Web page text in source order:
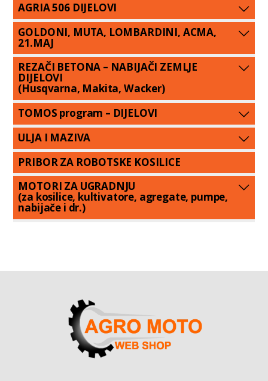
AGRIA 506 DIJELOVI
GOLDONI, MUTA, LOMBARDINI, ACMA,
21.MAJ
REZAČI BETONA – NABIJAČI ZEMLJE
DIJELOVI
(Husqvarna, Makita, Wacker)
TOMOS program – DIJELOVI
ULJA I MAZIVA
PRIBOR ZA ROBOTSKE KOSILICE
MOTORI ZA UGRADNJU
(za kosilice, kultivatore, agregate, pumpe,
nabijače i dr.)